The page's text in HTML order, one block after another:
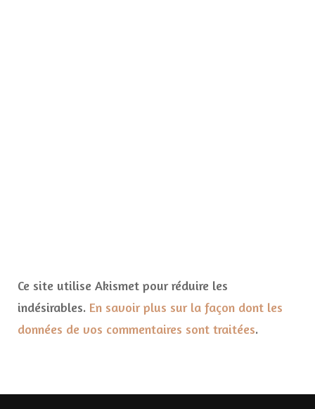
Ce site utilise Akismet pour réduire les
indésirables. En savoir plus sur la façon dont les
données de vos commentaires sont traitées.